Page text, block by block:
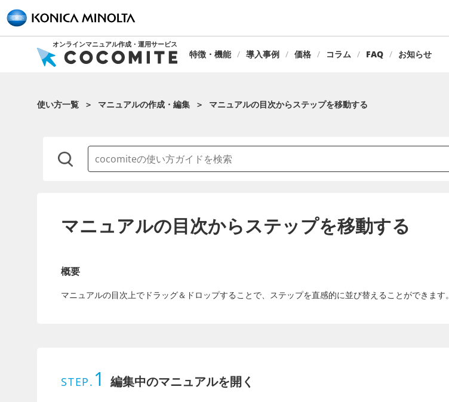
オンラインマニュアル作成・運用サービス
特徴・機能 導入事例 価格 コラム FAQ お知らせ
使い方一覧 マニュアルの作成・編集 マニュアルの目次からステップを移動する
マニュアルの目次からステップを移動する
概要
マニュアルの目次上でドラッグ＆ドロップすることで、ステップを直感的に並び替えることができます。
STEP. 1 編集中のマニュアルを開く